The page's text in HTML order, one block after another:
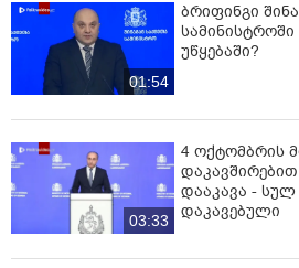
01:54
ბრიფინგი
უწყებაში?
03:33
4 ოქტომბრის
დააკავა - სულ
დაკავებული